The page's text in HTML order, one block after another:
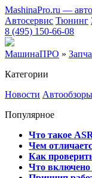
MashinaPro.ru —
Автосервис Тюнинг
8 (495) 150-66-08
МашинаПРО »
Категории
Новости Автообзоры
Популярное
Что такое
Чем
Как
Что включено